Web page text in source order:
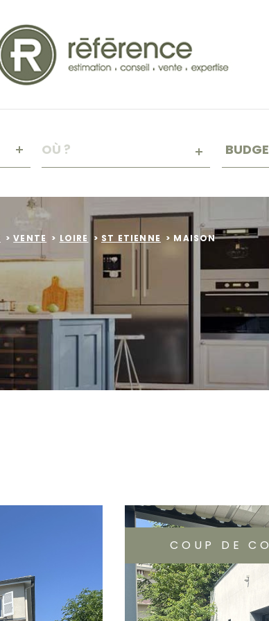
RÉFÉRENCE
VENTE LOIRE ST ETIENNE MAISON
COUP DE